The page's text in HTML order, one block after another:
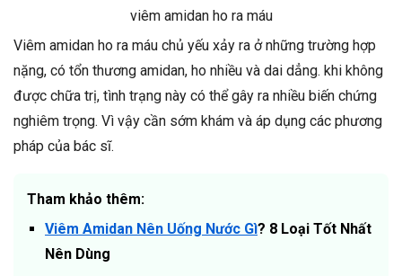
viêm amidan ho ra máu
Viêm amidan ho ra máu chủ yếu xảy ra ở những trường hợp
nặng, có tổn thương amidan, ho nhiều và dai dẳng. khi không
được chữa trị, tình trạng này có thể gây ra nhiều biến chứng
nghiêm trọng. Vì vậy cần sớm khám và áp dụng các phương
pháp của bác sĩ.
Tham khảo thêm:
Viêm Amidan Nên Uống Nước Gì? 8 Loại Tốt Nhất
Nên Dùng